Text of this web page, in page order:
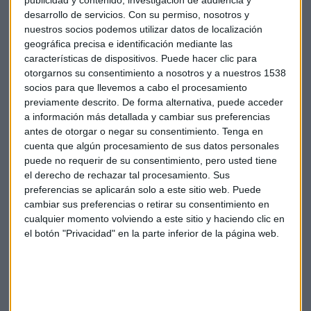
desarrollo de servicios. Con su permiso, nosotros y
nuestros socios podemos utilizar datos de localización
geográfica precisa e identificación mediante las
características de dispositivos. Puede hacer clic para
otorgarnos su consentimiento a nosotros y a nuestros 1538
socios para que llevemos a cabo el procesamiento
previamente descrito. De forma alternativa, puede acceder
a información más detallada y cambiar sus preferencias
antes de otorgar o negar su consentimiento. Tenga en
cuenta que algún procesamiento de sus datos personales
puede no requerir de su consentimiento, pero usted tiene
el derecho de rechazar tal procesamiento. Sus
preferencias se aplicarán solo a este sitio web. Puede
cambiar sus preferencias o retirar su consentimiento en
cualquier momento volviendo a este sitio y haciendo clic en
el botón "Privacidad" en la parte inferior de la página web.
prima ha seguido cotizando a la baja, hasta tocar los 46
euros a comienzos de año, y las previsiones apuntan a un
entorno de precios bajos a medio plazo.
Al margen de la necesidad de adaptarse a los bajos precios
del petróleo, el nuevo plan estratégico se caracterizará por
ser el primero desde que Josu Jon Imaz se convirtiese en
consejero delegado del grupo y asumiese las funciones
ejecutivas.